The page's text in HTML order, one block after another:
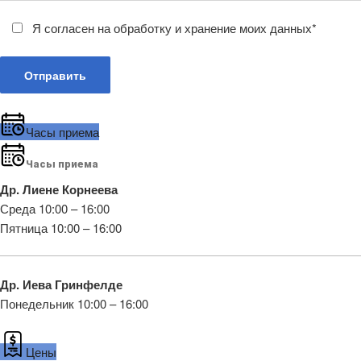
Я согласен на обработку и хранение моих данных*
Часы приема
Часы приема
Др. Лиене Корнеева
Среда 10:00 – 16:00
Пятница 10:00 – 16:00
Др. Иева Гринфелде
Понедельник 10:00 – 16:00
Цены